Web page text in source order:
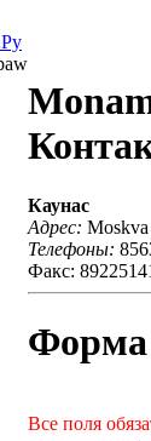
Каунас
Адрес: Moskva
Телефоны:
Факс:
Форма
Все поля